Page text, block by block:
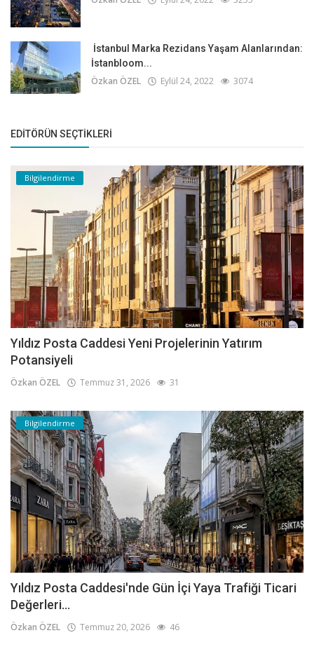
İstanbul Marka Rezidans Yaşam Alanlarından:
İstanbloom...
Özkan ÖZEL Eylül 24, 2022 3074
EDITÖRÜN SEÇTIKLERI
Bilgilendirme
Yıldız Posta Caddesi Yeni Projelerinin Yatırım
Potansiyeli
Özkan ÖZEL Temmuz 31, 2026 31
Bilgilendirme
Yıldız Posta Caddesi'nde Gün İçi Yaya Trafiği Ticari
Değerleri...
Özkan ÖZEL Temmuz 20, 2026 46